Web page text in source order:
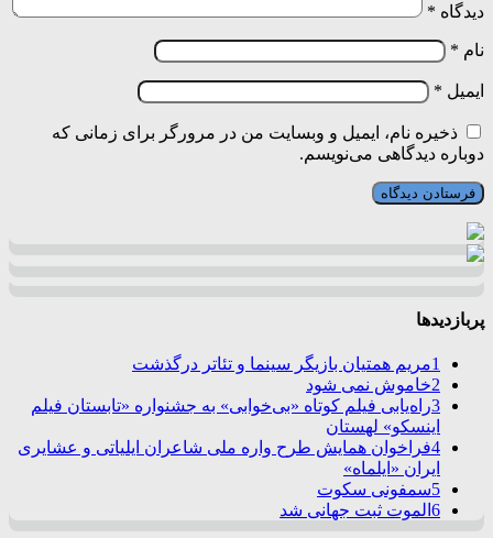
دیدگاه *
نام *
ایمیل *
ذخیره نام، ایمیل و وبسایت من در مرورگر برای زمانی که
دوباره دیدگاهی می‌نویسم.
پربازدیدها
1مریم همتیان بازیگر سینما و تئاتر درگذشت
2خاموش نمی شود
3راه‌یابی فیلم کوتاه «بی‌خوابی» به جشنواره «تابستان فیلم
اینسکو» لهستان
4فراخوان همایش طرح واره ملی شاعران ایلیاتی و عشایری
ایران «ایلماه»
5سمفونی سکوت
6 الموت ثبت جهانی شد